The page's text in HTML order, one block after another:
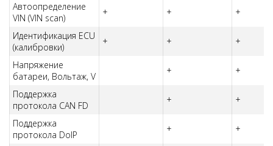
Автоопределение
VIN (VIN scan)
+ + +
Идентификация ECU
(калибровки)
+ + +
Напряжение
батареи, Вольтаж, V
+ +
Поддержка
протокола CAN FD
+ +
Поддержка
протокола DoIP
+ +